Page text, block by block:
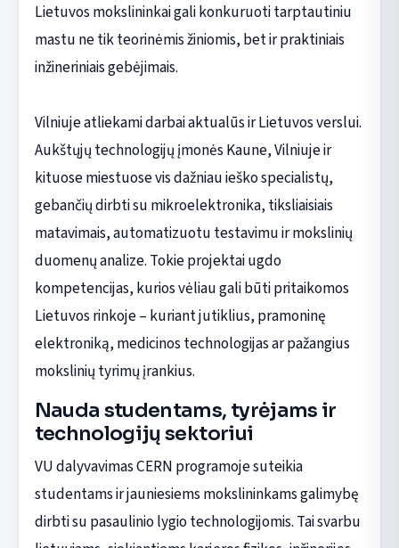
Lietuvos mokslininkai gali konkuruoti tarptautiniu
mastu ne tik teorinėmis žiniomis, bet ir praktiniais
inžineriniais gebėjimais.
Vilniuje atliekami darbai aktualūs ir Lietuvos verslui.
Aukštųjų technologijų įmonės Kaune, Vilniuje ir
kituose miestuose vis dažniau ieško specialistų,
gebančių dirbti su mikroelektronika, tiksliaisiais
matavimais, automatizuotu testavimu ir mokslinių
duomenų analize. Tokie projektai ugdo
kompetencijas, kurios vėliau gali būti pritaikomos
Lietuvos rinkoje – kuriant jutiklius, pramoninę
elektroniką, medicinos technologijas ar pažangius
mokslinių tyrimų įrankius.
Nauda studentams, tyrėjams ir
technologijų sektoriui
VU dalyvavimas CERN programoje suteikia
studentams ir jauniesiems mokslininkams galimybę
dirbti su pasaulinio lygio technologijomis. Tai svarbu